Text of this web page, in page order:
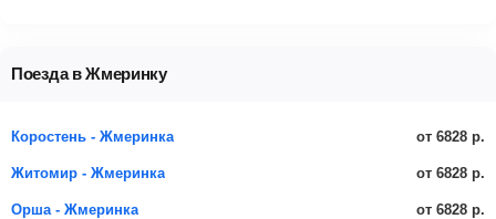
Поезда в Жмеринку
Коростень - Жмеринка от 6828 р.
Житомир - Жмеринка от 6828 р.
Орша - Жмеринка от 6828 р.